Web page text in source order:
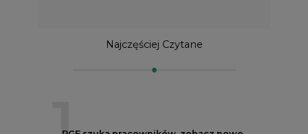
Najczęściej Czytane